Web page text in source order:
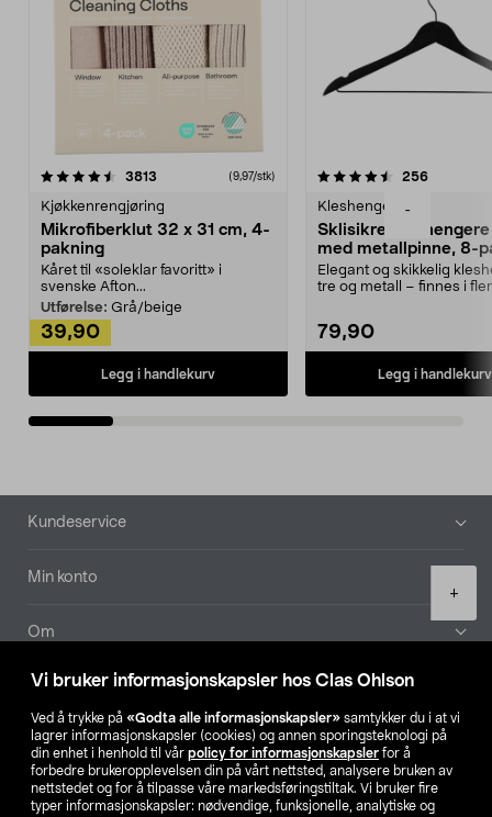
Vi bruker informasjonskapsler hos Clas Ohlson
Ved å trykke på «Godta alle informasjonskapsler» samtykker du i at vi
lagrer informasjonskapsler (cookies) og annen sporingsteknologi på
din enhet i henhold til vår policy for informasjonskapsler for å
forbedre brukeropplevelsen din på vårt nettsted, analysere bruken av
nettstedet og for å tilpasse våre markedsføringstiltak. Vi bruker fire
typer informasjonskapsler: nødvendige, funksjonelle, analytiske og
-
+
3813 anmeldelser(9,97/stk)
Kjøkkenrengjøring
Mikrofiberklut 32 x 31 cm, 4-
pakning
Kåret til «soleklar favoritt» i
svenske Afton...
Utførelse: Grå/beige
39,90
Legg i handlekurv
4.5av 5 stjerner 256
Kleshengere
Sklisikre
med metallpinne, 8-
Elegant og skikkelig
tre og metall – finnes i
79,90
Legg i handlekurv
4.5av 5 stjerner
Bunntekst
Kundeservice
Min konto
Om
Aktuelt
Våre selskaper
Finn din butikk